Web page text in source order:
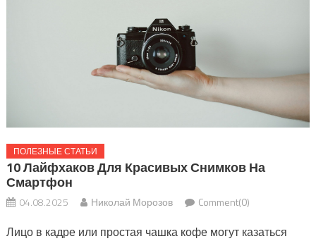
ПОЛЕЗНЫЕ СТАТЬИ
10 Лайфхаков Для Красивых Снимков На
Смартфон
04.08.2025 Николай Морозов Comment(0)
Лицо в кадре или простая чашка кофе могут казаться